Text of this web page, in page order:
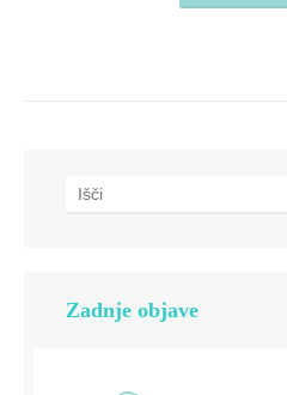
Zadnje objave